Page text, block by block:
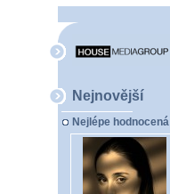
Nejnovější
Nejlépe hodnocená